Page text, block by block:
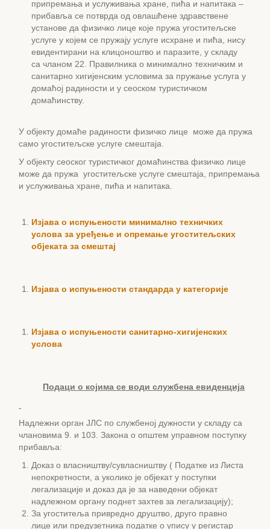
припремања и услуживања хране, пића и напитака –
прибавља се потврда од овлашћене здравствене
установе да физичко лице које пружа угоститељске
услуге у којем се пружају услуге исхране и пића, нису
евидентирани на клицоноштво и паразите, у складу
са чланом 22. Правилника о минимално техничким и
санитарно хигијенским условима за пружање услуга у
домаћој радиности и у сеоском туристичком
домаћинству.
У објекту домаће радиности физичко лице може да пружа
само угоститељске услуге смештаја.
У објекту сеоског туристичког домаћинства физичко лице
може да пружа угоститељске услуге смештаја, припремања
и услуживања хране, пића и напитака.
Изјава о испуњености минимално техничких
услова за уређење и опремање угоститељских
објеката за смештај
Изјава о испуњености стандарда у категорије
Изјава о испуњености санитарно-хигијенских
услова
Подаци о којима се води службена евиденција
Надлежни орган ЈЛС по службеној дужности у складу са
члановима 9. и 103. Закона о општем управном поступку
прибавља:
Доказ о власништву/сувласништву ( Податке из Листа
непокретности, а уколико је објекат у поступки
легализације и доказ да је за наведени објекат
надлежном органу поднет захтев за легализацију);
За угоститеља привредно друштво, друго правно
лице или предузетника податке о упису у регистар